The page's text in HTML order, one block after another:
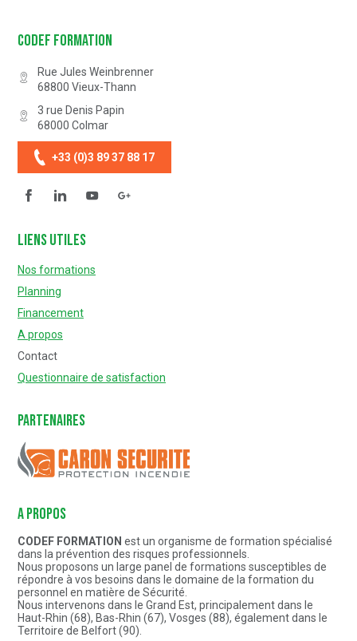
Codef Formation
Rue Jules Weinbrenner
68800 Vieux-Thann
3 rue Denis Papin
68000 Colmar
+33 (0)3 89 37 88 17
FacebookLinkedinYouTube
Liens utiles
Nos formations
Planning
Financement
A propos
Contact
Questionnaire de satisfaction
Partenaires
Caron Sécurité
A PROPOS
CODEF FORMATION est un organisme de formation spécialisé
dans la prévention des risques professionnels.
Nous proposons un large panel de formations susceptibles de
répondre à vos besoins dans le domaine de la formation du
personnel en matière de Sécurité.
Nous intervenons dans le Grand Est, principalement dans le
Haut-Rhin (68), Bas-Rhin (67), Vosges (88), également dans le
Territoire de Belfort (90).